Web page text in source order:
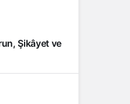
Şikâyet ve